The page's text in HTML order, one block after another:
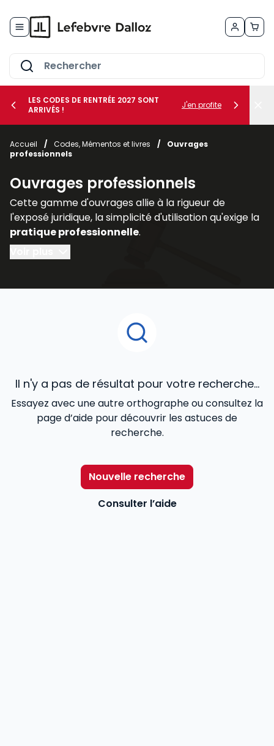
le sous-menu Vos métiers
LES CODES DE RENTRÉE 2027 SONT
ARRIVÉS !
J'en profite
Accueil / Codes, Mémentos et livres /
Ouvrages
professionnels
Ouvrages professionnels
Cette gamme d'ouvrages allie à la rigueur de
l'exposé juridique, la simplicité d'utilisation qu'exige la
pratique professionnelle.
Regroupés par thèmes ou par collections, les
espace de notre catalogue en ligne, ont été confiés
pour répondre de façon cohérente à vos besoins
Il n'y a pas de résultat pour votre recherche...
Essayez avec une autre orthographe ou consultez la
page d’aide pour découvrir les astuces de
recherche.
Nouvelle recherche
Consulter l’aide